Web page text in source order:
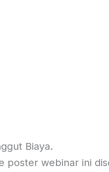
Biaya.
poster webinar ini